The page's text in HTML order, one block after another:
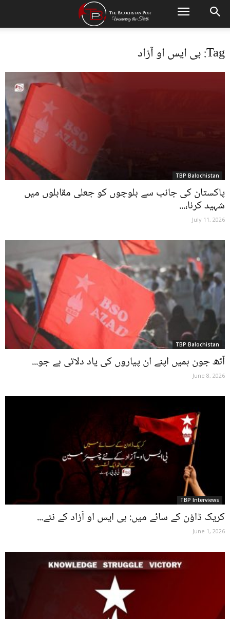
Tag: بی ایس او آزاد
TBP Balochistan
پاکستان کی جانب سے بلوچوں کو جعلی مقابلوں میں
شہید کرنا،...
July 11, 2026
TBP Balochistan
آٹھ جون ہمیں اپنے ان پیاروں کی یاد دلاتی ہے جو...
June 8, 2026
TBP Interviews
کریک ڈاؤن کے سائے میں: بی ایس او آزاد کے نئے...
June 1, 2026